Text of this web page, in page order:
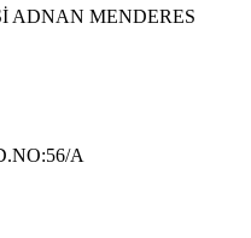
ADNAN MENDERES
A